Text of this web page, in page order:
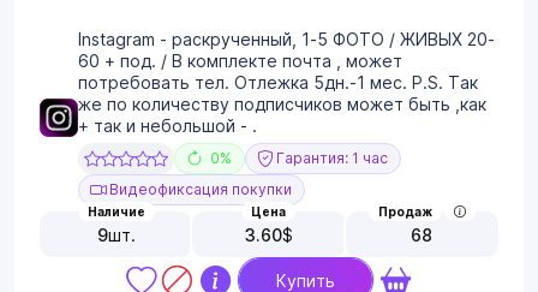
Instagram - раскрученный, 1-5 ФОТО / ЖИВЫХ 20-
60 + под. / В комплекте почта , может
потребовать тел. Отлежка 5дн.-1 мес. P.S. Так
же по количеству подписчиков может быть ,как
+ так и небольшой - .
0%
Гарантия: 1 час
Видеофиксация покупки
Наличие
9шт.
Цена
3.60$
Продаж
68
Купить